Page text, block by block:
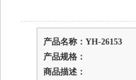
产品名称：YH-26153
产品规格：
商品描述：